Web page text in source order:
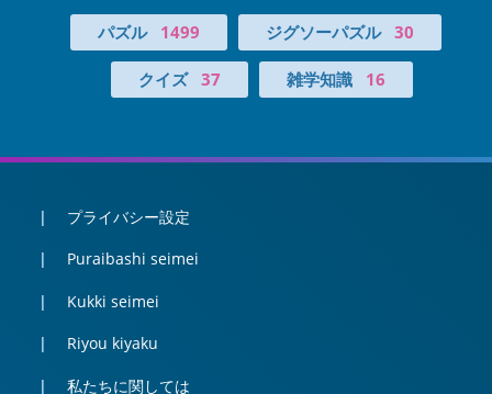
パズル 1499 ジグソーパズル 30
クイズ 37 雑学知識 16
プライバシー設定
Puraibashi seimei
Kukki seimei
Riyou kiyaku
私たちに関しては